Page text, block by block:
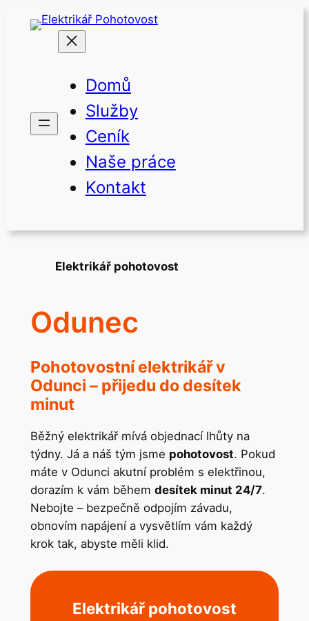
Přeskočit
Domů
Služby
Ceník
Naše práce
Kontakt
Elektrikář pohotovost
Odunec
Pohotovostní elektrikář v
Odunci – přijedu do desítek
minut
Běžný elektrikář mívá objednací lhůty na
týdny. Já a náš tým jsme pohotovost. Pokud
máte v Odunci akutní problém s elektřinou,
dorazím k vám během desítek minut 24/7.
Nebojte – bezpečně odpojím závadu,
obnovím napájení a vysvětlím vám každý
krok tak, abyste měli klid.
Elektrikář pohotovost